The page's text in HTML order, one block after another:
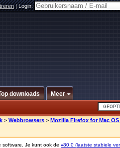
|Login:
downloads Meer
> Webbrowsers > Mozilla Firefox for Mac
software. Je kunt ook de v80.0 (laatste stabiele